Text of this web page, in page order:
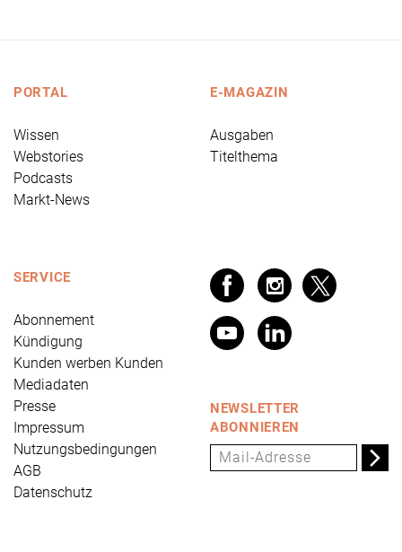
PORTAL
Wissen
Webstories
Podcasts
Markt-News
E-MAGAZIN
Ausgaben
Titelthema
SERVICE
Abonnement
Kündigung
Kunden werben Kunden
Mediadaten
Presse
Impressum
Nutzungsbedingungen
AGB
Datenschutz
NEWSLETTER
ABONNIEREN